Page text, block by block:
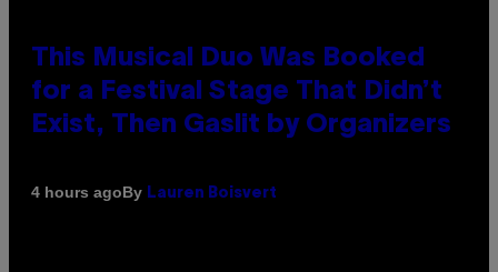
This Musical Duo Was Booked
for a Festival Stage That Didn’t
Exist, Then Gaslit by Organizers
4 hours agoBy Lauren Boisvert